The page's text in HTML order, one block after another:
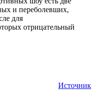
и переболевших,
для
отрицательный
Источник